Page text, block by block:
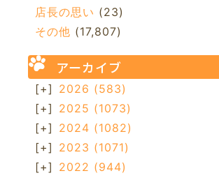
店長の思い (23)
その他 (17,807)
アーカイブ
[+] 2026 (583)
[+] 2025 (1073)
[+] 2024 (1082)
[+] 2023 (1071)
[+] 2022 (944)